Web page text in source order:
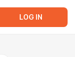
LOG IN